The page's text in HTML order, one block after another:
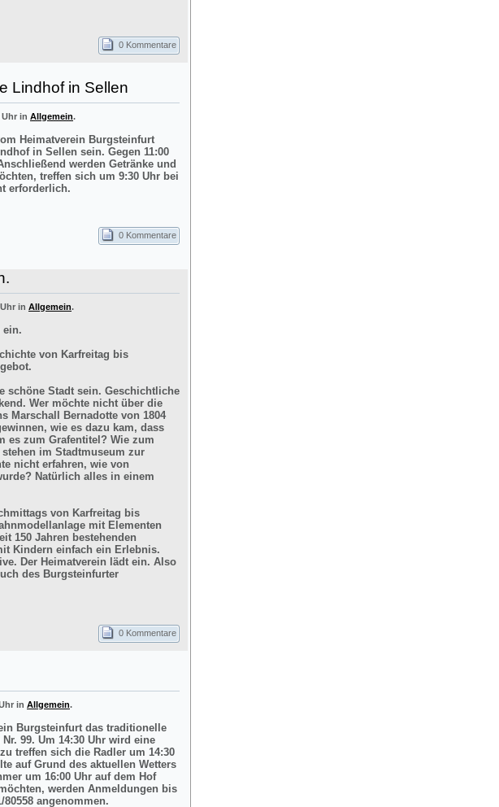
0 Kommentare
Lindhof in Sellen
Uhr in Allgemein.
Heimatverein Burgsteinfurt
in Sellen sein. Gegen 11:00
werden Getränke und
treffen sich um 9:30 Uhr bei
erforderlich.
0 Kommentare
in Allgemein.
ein.
von Karfreitag bis
schöne Stadt sein. Geschichtliche
Wer möchte nicht über die
Marschall Bernadotte von 1804
wie es dazu kam, dass
es zum Grafentitel? Wie zum
im Stadtmuseum zur
nicht erfahren, wie von
Natürlich alles in einem
von Karfreitag bis
mit Elementen
150 Jahren bestehenden
Kindern einfach ein Erlebnis.
Der Heimatverein lädt ein. Also
des Burgsteinfurter
0 Kommentare
in Allgemein.
Burgsteinfurt das traditionelle
99. Um 14:30 Uhr wird eine
treffen sich die Radler um 14:30
auf Grund des aktuellen Wetters
um 16:00 Uhr auf dem Hof
werden Anmeldungen bis
80558 angenommen.